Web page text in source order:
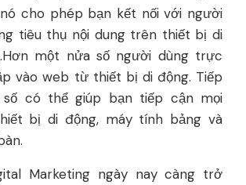
cho phép bạn kết nối với người
tiêu thụ nội dung trên thiết bị di
một nửa số người dùng trực
vào web từ thiết bị di động. Tiếp
có thể giúp bạn tiếp cận mọi
bị di động, máy tính bảng và
Marketing ngày nay càng trở